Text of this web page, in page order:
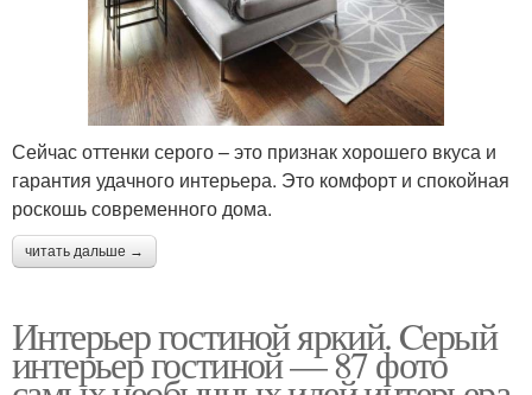
Сейчас оттенки серого – это признак хорошего вкуса и
гарантия удачного интерьера. Это комфорт и спокойная
роскошь современного дома.
читать дальше →
Интерьер гостиной яркий. Cерый
интерьер гостиной — 87 фото